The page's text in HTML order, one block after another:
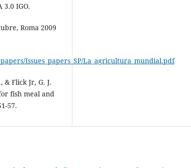
3.0 IGO.
Roma 2009
Issues_papers_SP/La_agricultura_mundial.pdf
Flick Jr, G. J.
fish meal and
57.